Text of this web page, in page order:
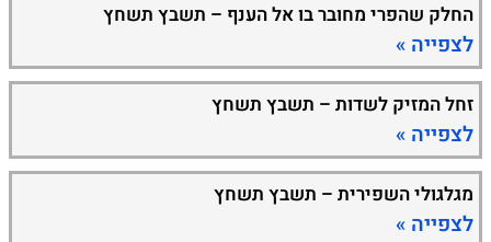
החלק שהפרי מחובר בו אל הענף – תשבץ תשחץ
לצפייה »
זחל המזיק לשדות – תשבץ תשחץ
לצפייה »
מגלגולי השפירית – תשבץ תשחץ
לצפייה »